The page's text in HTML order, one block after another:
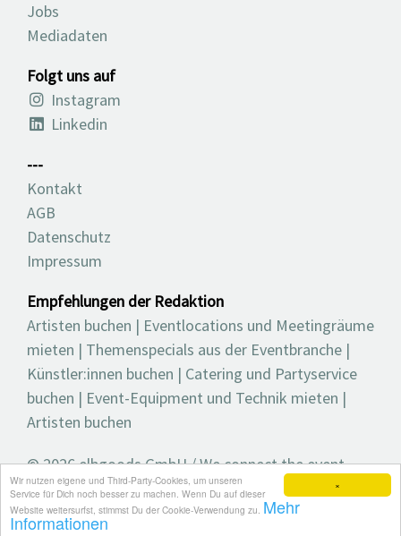
×
Wir nutzen eigene und Third-Party-Cookies, um unseren
Service für Dich noch besser zu machen. Wenn Du auf dieser
Website weitersurfst, stimmst Du der Cookie-Verwendung zu. Mehr
Informationen
Jobs
Mediadaten
Folgt uns auf
Instagram
Linkedin
---
Kontakt
AGB
Datenschutz
Impressum
Empfehlungen der Redaktion
Artisten buchen | Eventlocations und Meetingräume
mieten | Themenspecials aus der Eventbranche |
Künstler:innen buchen | Catering und Partyservice
buchen | Event-Equipment und Technik mieten |
Artisten buchen
© 2026 elbgoods GmbH / We connect the event
industry / Medienvielfalt für die Eventplanung /
Eventbranchenbuch, Blog, Magazin und mehr